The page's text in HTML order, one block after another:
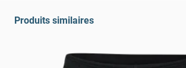
Produits similaires